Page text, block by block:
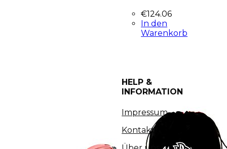
€124.06
In den
Warenkorb
HELP &
INFORMATION
Impressum
Kontakt